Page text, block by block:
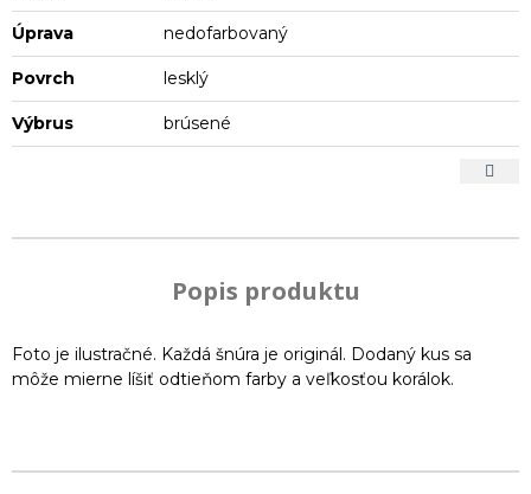
Úprava nedofarbovaný
Povrch lesklý
Výbrus brúsené
Popis produktu
Foto je ilustračné. Každá šnúra je originál. Dodaný kus sa
môže mierne líšiť odtieňom farby a veľkosťou korálok.